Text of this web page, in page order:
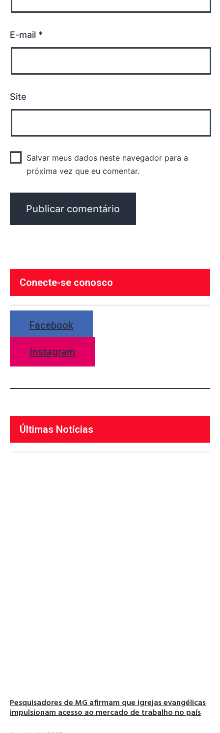
E-mail *
Site
Salvar meus dados neste navegador para a
próxima vez que eu comentar.
Conecte-se conosco
Facebook
Instagram
Últimas Notícias
Pesquisadores de MG afirmam que igrejas evangélicas
impulsionam acesso ao mercado de trabalho no país